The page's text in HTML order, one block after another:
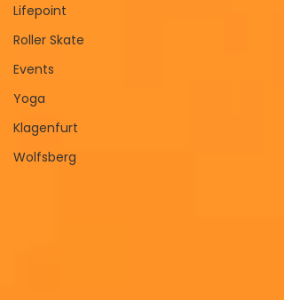
Lifepoint
Roller Skate
Events
Yoga
Klagenfurt
Wolfsberg